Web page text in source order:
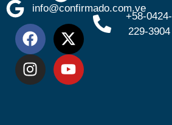
info@confirmado.com.ve
+58-0424-
229-3904